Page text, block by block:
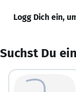
Logg Dich ein,
Suchst Du